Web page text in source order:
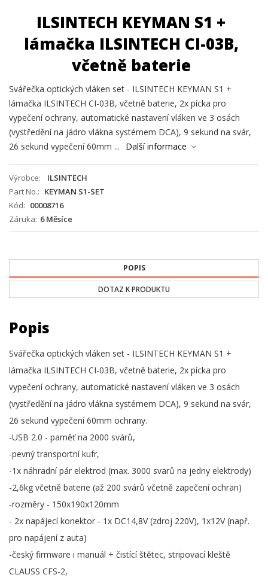
ILSINTECH KEYMAN S1 +
lámačka ILSINTECH CI-03B,
včetně baterie
Svářečka optických vláken set - ILSINTECH KEYMAN S1 +
lámačka ILSINTECH CI-03B, včetně baterie, 2x pícka pro
vypečení ochrany, automatické nastavení vláken ve 3 osách
(vystředění na jádro vlákna systémem DCA), 9 sekund na svár,
26 sekund vypečení 60mm ...
Další informace
Výrobce
ILSINTECH
Part No.
KEYMAN S1-SET
Kód
00008716
Záruka 6 Měsíce
POPIS
DOTAZ K PRODUKTU
Popis
Svářečka optických vláken set - ILSINTECH KEYMAN S1 +
lámačka ILSINTECH CI-03B, včetně baterie, 2x pícka pro
vypečení ochrany, automatické nastavení vláken ve 3 osách
(vystředění na jádro vlákna systémem DCA), 9 sekund na svár,
26 sekund vypečení 60mm ochrany.
-USB 2.0 - paměť na 2000 svárů,
-pevný transportní kufr,
-1x náhradní pár elektrod (max. 3000 svarů na jedny elektrody)
-2,6kg včetně baterie (až 200 svárů včetně zapečení ochran)
-rozměry - 150x190x120mm
- 2x napájecí konektor - 1x DC14,8V (zdroj 220V), 1x12V (např.
pro napájení z auta)
-český firmware i manuál + čistící štětec, stripovací kleště
CLAUSS CFS-2,